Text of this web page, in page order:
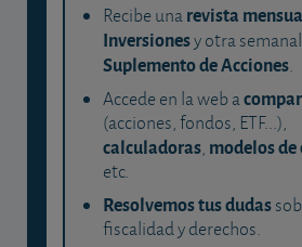
Recibe unarevista
Inversionesy otra
Suplemento de Acciones.
Accede en la web a
(acciones, fondos, ETF...),
calculadoras, modelos
etc.
Resolvemos tus dudas
fiscalidad y derechos.